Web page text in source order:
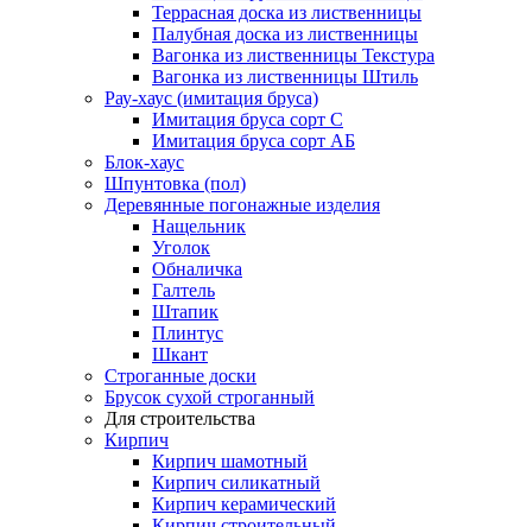
Террасная доска из лиственницы
Палубная доска из лиственницы
Вагонка из лиственницы Текстура
Вагонка из лиственницы Штиль
Рау-хаус (имитация бруса)
Имитация бруса сорт С
Имитация бруса сорт АБ
Блок-хаус
Шпунтовка (пол)
Деревянные погонажные изделия
Нащельник
Уголок
Обналичка
Галтель
Штапик
Плинтус
Шкант
Строганные доски
Брусок сухой строганный
Для строительства
Кирпич
Кирпич шамотный
Кирпич силикатный
Кирпич керамический